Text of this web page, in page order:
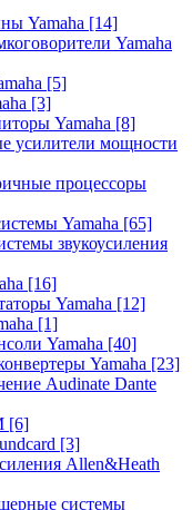
Yamaha [14]
Yamaha
[5]
[3]
Yamaha [8]
усилители мощности
процессоры
Yamaha [65]
звукоусиления
[16]
Yamaha [12]
[1]
Yamaha [40]
Yamaha [23]
Audinate Dante
[6]
[3]
Allen&Heath
системы